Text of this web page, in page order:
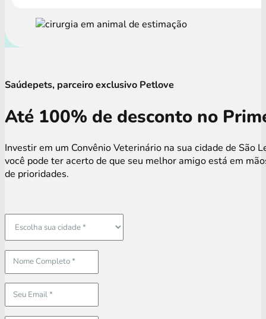
Saúdepets, parceiro exclusivo Petlove
Até 100% de desconto no
Investir em um Convênio Veterinário na sua cidade de São
você pode ter acerto de que seu melhor amigo está em
de prioridades.